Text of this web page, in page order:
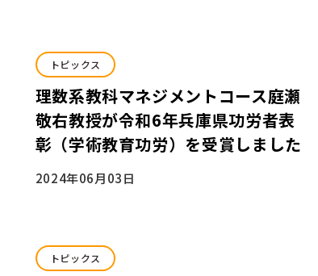
トピックス
理数系教科マネジメントコース庭瀬
敬右教授が令和6年兵庫県功労者表
彰（学術教育功労）を受賞しました
2024年06月03日
トピックス